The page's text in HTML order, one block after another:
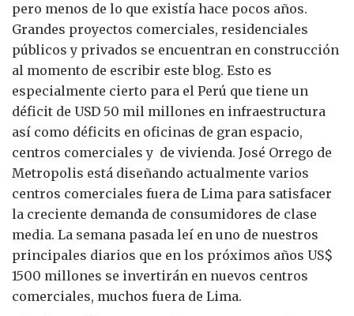
pero menos de lo que existía hace pocos años.
Grandes proyectos comerciales, residenciales
públicos y privados se encuentran en construcción
al momento de escribir este blog. Esto es
especialmente cierto para el Perú que tiene un
déficit de USD 50 mil millones en infraestructura
así como déficits en oficinas de gran espacio,
centros comerciales y de vivienda. José Orrego de
Metropolis está diseñando actualmente varios
centros comerciales fuera de Lima para satisfacer
la creciente demanda de consumidores de clase
media. La semana pasada leí en uno de nuestros
principales diarios que en los próximos años US$
1500 millones se invertirán en nuevos centros
comerciales, muchos fuera de Lima.